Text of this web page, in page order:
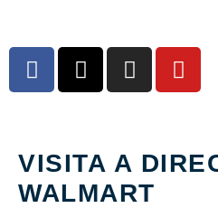
VISITA A
WALMART